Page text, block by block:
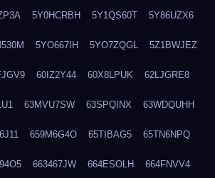
5Y0HCRBH 5Y1QS60T 5Y86UZX6
5YO667IH 5YO7ZQGL 5Z1BWJEZ
60IZ2Y44 60X8LPUK 62LJGRE8
63MVU7SW 63SPQINX 63WDQUHH
659M6G4O 65TIBAG5 65TN6NPQ
663467JW 664ESOLH 664FNVV4